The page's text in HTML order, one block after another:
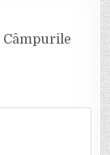
Câmpurile